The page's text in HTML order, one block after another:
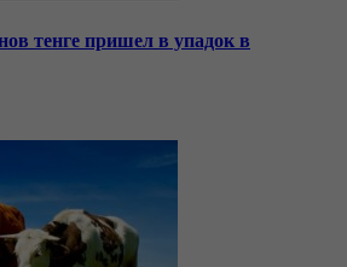
тенге пришел в упадок в